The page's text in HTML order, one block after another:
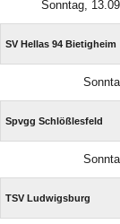
Sonntag,
SV Hellas 94 Bietigheim
Spvgg Schlößlesfeld
TSV Ludwigsburg